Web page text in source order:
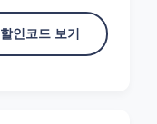
할인코드 보기